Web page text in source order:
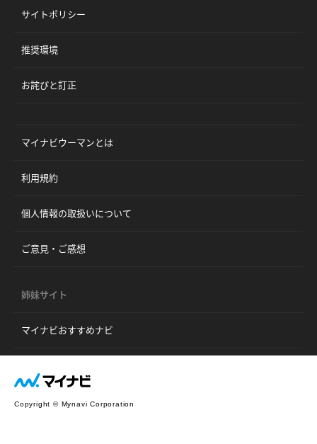
サイトポリシー
推奨環境
お詫びと訂正
マイナビウーマンとは
利用規約
個人情報の取扱いについて
ご意見・ご感想
姉妹サイト
マイナビおすすめナビ
Copyright © Mynavi Corporation